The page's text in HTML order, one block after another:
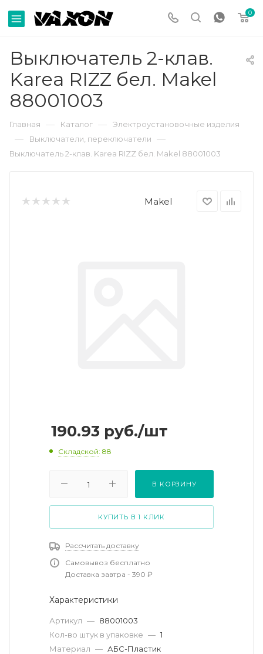
0
Выключатель 2-клав.
Karea RIZZ бел. Makel
88001003
Главная — Каталог — Электроустановочные изделия
— Выключатели, переключатели —
Выключатель 2-клав. Karea RIZZ бел. Makel 88001003
Makel
190.93 руб./шт
Складской: 88
В КОРЗИНУ
КУПИТЬ В 1 КЛИК
Рассчитать доставку
Самовывоз бесплатно
Доставка завтра - 390 ₽
Характеристики
Артикул — 88001003
Кол-во штук в упаковке — 1
Материал — АБС-Пластик